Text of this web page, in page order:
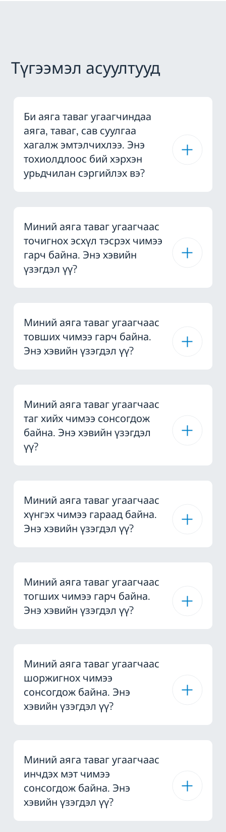
Түгээмэл асуултууд
Би аяга таваг угаагчиндаа
аяга, таваг, сав суулгаа
хагалж эмтэлчихлээ. Энэ
тохиолдлоос бий хэрхэн
урьдчилан сэргийлэх вэ?
Миний аяга таваг угаагчаас
точигнох эсхүл тэсрэх чимээ
гарч байна. Энэ хэвийн
үзэгдэл үү?
Миний аяга таваг угаагчаас
товших чимээ гарч байна.
Энэ хэвийн үзэгдэл үү?
Миний аяга таваг угаагчаас
таг хийх чимээ сонсогдож
байна. Энэ хэвийн үзэгдэл
үү?
Миний аяга таваг угаагчаас
хүнгэх чимээ гараад байна.
Энэ хэвийн үзэгдэл үү?
Миний аяга таваг угаагчаас
тогших чимээ гарч байна.
Энэ хэвийн үзэгдэл үү?
Миний аяга таваг угаагчаас
шоржигнох чимээ
сонсогдож байна. Энэ
хэвийн үзэгдэл үү?
Миний аяга таваг угаагчаас
инчдэх мэт чимээ
сонсогдож байна. Энэ
хэвийн үзэгдэл үү?